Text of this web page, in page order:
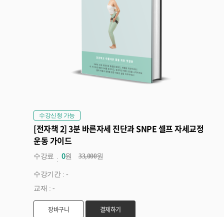
수강신청 가능
[전자책 2] 3분 바른자세 진단과 SNPE 셀프 자세교정
운동 가이드
수강료 0원 33,000원
수강기간 : -
교재 : -
장바구니 결제하기